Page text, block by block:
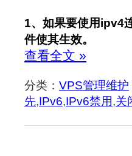
1、如果要使用ipv4
件使其生效。
查看全文 »
分类： VPS管理维护
先,IPv6,IPv6禁用,关